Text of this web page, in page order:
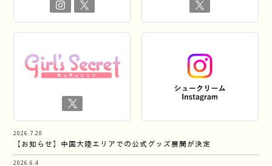
2026.7.20
【お知らせ】中国大陸エリアでの公式グッズ展開が決定
2026.6.4